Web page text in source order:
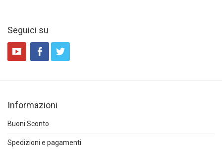
Seguici su
Informazioni
Buoni Sconto
Spedizioni e pagamenti